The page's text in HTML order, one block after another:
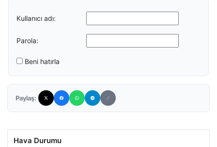
Kullanıcı adı:
Parola:
Beni hatırla
Paylaş:
Hava Durumu